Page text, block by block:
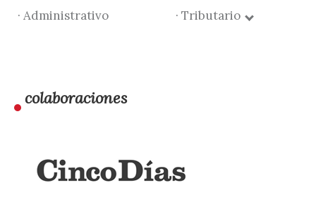
· Administrativo
· Tributario
colaboraciones